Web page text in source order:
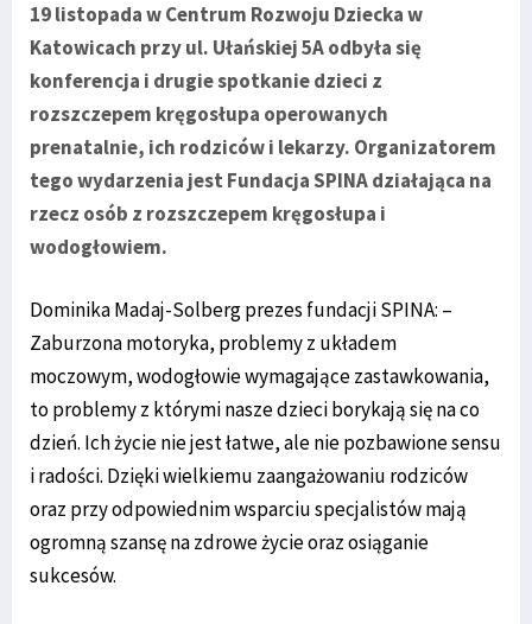
19 listopada w Centrum Rozwoju Dziecka w
Katowicach przy ul. Ułańskiej 5A odbyła się
konferencja i drugie spotkanie dzieci z
rozszczepem kręgosłupa operowanych
prenatalnie, ich rodziców i lekarzy. Organizatorem
tego wydarzenia jest Fundacja SPINA działająca na
rzecz osób z rozszczepem kręgosłupa i
wodogłowiem.
Dominika Madaj-Solberg prezes fundacji SPINA: –
Zaburzona motoryka, problemy z układem
moczowym, wodogłowie wymagające zastawkowania,
to problemy z którymi nasze dzieci borykają się na co
dzień. Ich życie nie jest łatwe, ale nie pozbawione sensu
i radości. Dzięki wielkiemu zaangażowaniu rodziców
oraz przy odpowiednim wsparciu specjalistów mają
ogromną szansę na zdrowe życie oraz osiąganie
sukcesów.